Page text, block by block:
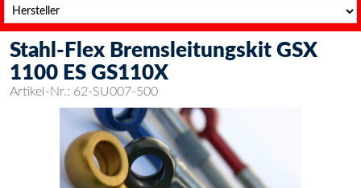
Stahl-Flex Bremsleitungskit GSX
1100 ES GS110X
Artikel-Nr.: 62-SU007-500